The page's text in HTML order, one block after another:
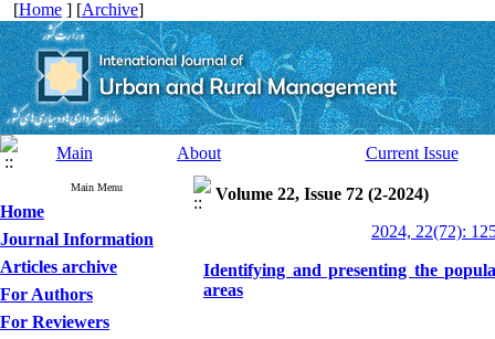
[Home ] [Archive]
Main About Current Issue
Main Menu
Home
Journal Information
Articles archive
For Authors
For Reviewers
Volume 22, Issue 72 (2-2024)
2024, 22(72):
Identifying and presenting the
areas